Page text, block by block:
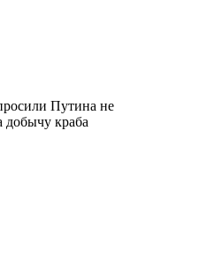
Путина не
добычу краба